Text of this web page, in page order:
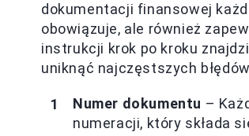
dokumentacji finansowej
obowiązuje, ale również
instrukcji krok po kroku
uniknąć najczęstszych
Numer dokumentu –
numeracji, który składa